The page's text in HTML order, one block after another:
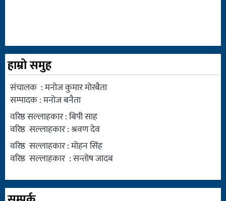
हाम्रो समुह
संचालक : मनोज कुमार मोरबैता
सम्पादक : मनोज बनैता
वरिष्ठ सल्लाहकार : बिपी साह
वरिष्ठ सल्लाहकार : श्रवण देव
वरिष्ठ सल्लाहकार : मोहन सिंह
वरिष्ठ सल्लाहकार : सन्तोष जादब